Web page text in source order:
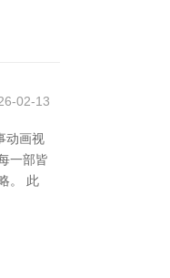
02-13
动画视
一部皆
。 此